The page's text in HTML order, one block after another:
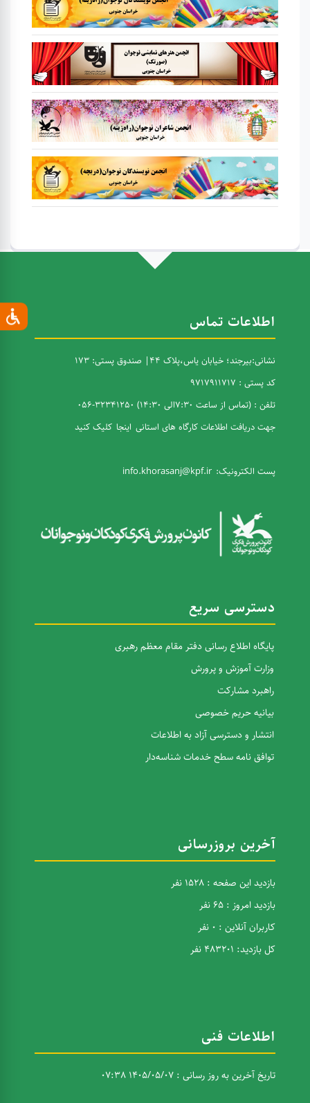
اطلاعات تماس
نشانی:بیرجند؛ خیابان یاس،پلاک 44| صندوق پستی: 173
کد پستی : 9717911717
تلفن : (تماس از ساعت 7:30الی 14:30) 32341250-056
جهت دریافت اطلاعات کارگاه های استانی اینجا کلیک کنید
پست الکترونیک: info.khorasanj@kpf.ir
دسترسی سریع
پایگاه اطلاع رسانی دفتر مقام معظم رهبری
وزارت آموزش و پرورش
راهبرد مشارکت
بیانیه حریم خصوصی
انتشار و دسترسی آزاد به اطلاعات
توافق نامه سطح خدمات شناسه‌دار
آخرین بروزرسانی
بازدید این صفحه : 1528 نفر
بازدید امروز : 65 نفر
کاربران آنلاین : 0 نفر
کل بازدید: 483201 نفر
اطلاعات فنی
تاریخ آخرین به روز رسانی : 1405/05/07 07:38